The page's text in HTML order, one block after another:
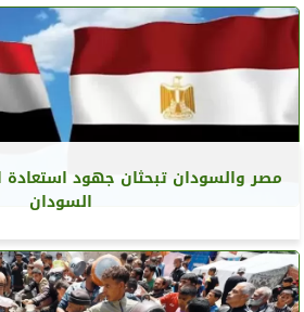
مصر والسودان تبحثان جهود استعادة
السودان